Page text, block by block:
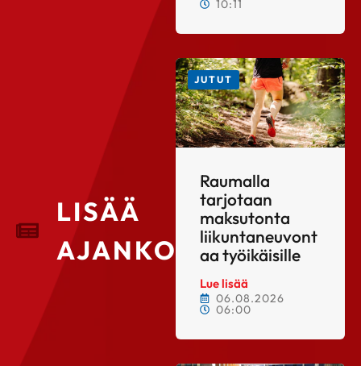
LISÄÄ
AJANKOHTAISTA
10:11
JUTUT
Raumalla
tarjotaan
maksutonta
liikuntaneuvont
aa työikäisille
Lue lisää
06.08.2026
06:00